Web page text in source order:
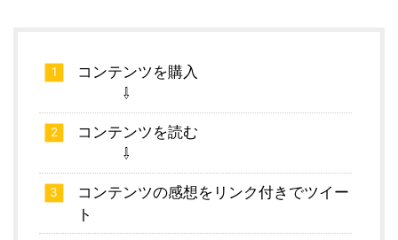
コンテンツを購入
⇩
コンテンツを読む
⇩
コンテンツの感想をリンク付きでツイー
ト